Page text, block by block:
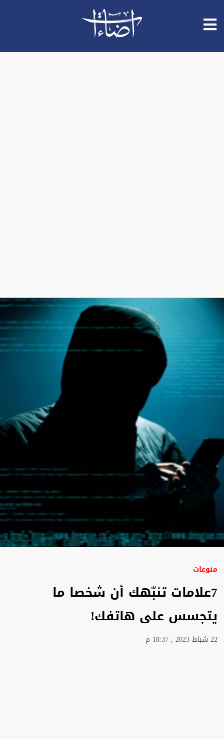
منوعات
7علامات تنبّهك أن شخصا ما
يتجسس على هاتفك!
22 شباط 2023 , 18:37 م